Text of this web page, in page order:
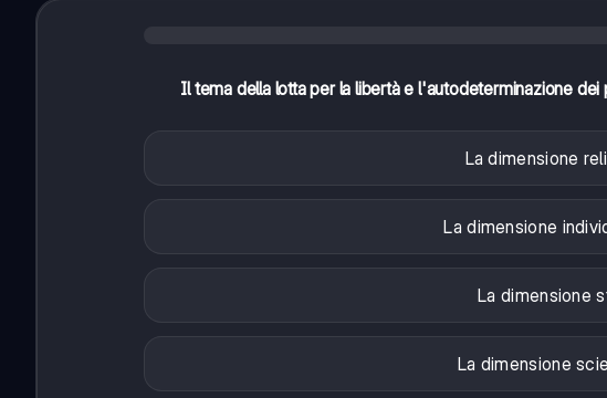
Il tema della lotta per la libertà e l'autodeterminazione
La dimensione
La dimensione
La dimensione
La dimensione